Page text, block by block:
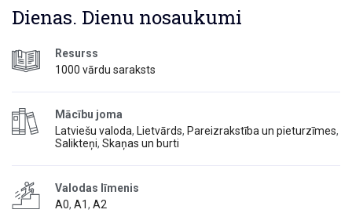
Dienas. Dienu nosaukumi
Resurss
1000 vārdu saraksts
Mācību joma
Latviešu valoda, Lietvārds, Pareizrakstība un pieturzīmes,
Salikteņi, Skaņas un burti
Valodas līmenis
A0, A1, A2